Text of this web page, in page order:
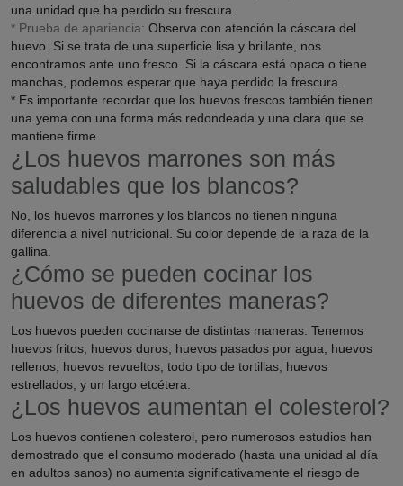
una unidad que ha perdido su frescura.
* Prueba de apariencia: Observa con atención la cáscara del
huevo. Si se trata de una superficie lisa y brillante, nos
encontramos ante uno fresco. Si la cáscara está opaca o tiene
manchas, podemos esperar que haya perdido la frescura.
* Es importante recordar que los huevos frescos también tienen
una yema con una forma más redondeada y una clara que se
mantiene firme.
¿Los huevos marrones son más
saludables que los blancos?
No, los huevos marrones y los blancos no tienen ninguna
diferencia a nivel nutricional. Su color depende de la raza de la
gallina.
¿Cómo se pueden cocinar los
huevos de diferentes maneras?
Los huevos pueden cocinarse de distintas maneras. Tenemos
huevos fritos, huevos duros, huevos pasados por agua, huevos
rellenos, huevos revueltos, todo tipo de tortillas, huevos
estrellados, y un largo etcétera.
¿Los huevos aumentan el colesterol?
Los huevos contienen colesterol, pero numerosos estudios han
demostrado que el consumo moderado (hasta una unidad al día
en adultos sanos) no aumenta significativamente el riesgo de